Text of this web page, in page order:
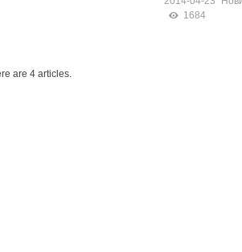
1684
are 4 articles.